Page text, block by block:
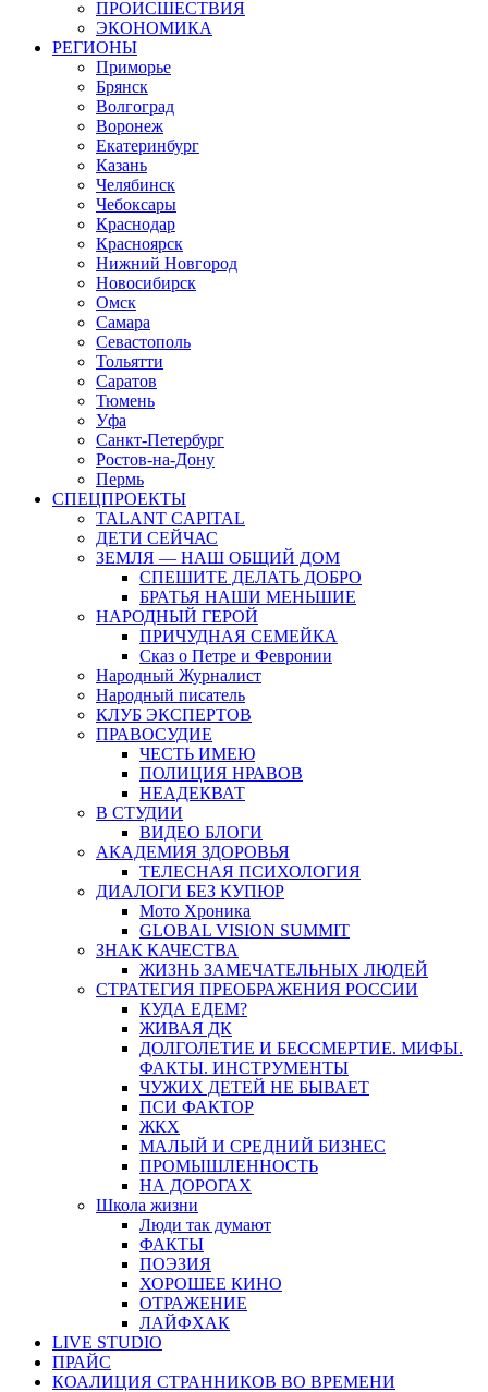
ПРОИСШЕСТВИЯ
ЭКОНОМИКА
РЕГИОНЫ
Приморье
Брянск
Волгоград
Воронеж
Екатеринбург
Казань
Челябинск
Чебоксары
Краснодар
Красноярск
Нижний Новгород
Новосибирск
Омск
Самара
Севастополь
Тольятти
Саратов
Тюмень
Уфа
Санкт-Петербург
Ростов-на-Дону
Пермь
СПЕЦПРОЕКТЫ
TALANT CAPITAL
ДЕТИ СЕЙЧАС
ЗЕМЛЯ — НАШ ОБЩИЙ ДОМ
СПЕШИТЕ ДЕЛАТЬ ДОБРО
БРАТЬЯ НАШИ МЕНЬШИЕ
НАРОДНЫЙ ГЕРОЙ
ПРИЧУДНАЯ СЕМЕЙКА
Сказ о Петре и Февронии
Народный Журналист
Народный писатель
КЛУБ ЭКСПЕРТОВ
ПРАВОСУДИЕ
ЧЕСТЬ ИМЕЮ
ПОЛИЦИЯ НРАВОВ
НЕАДЕКВАТ
В СТУДИИ
ВИДЕО БЛОГИ
АКАДЕМИЯ ЗДОРОВЬЯ
ТЕЛЕСНАЯ ПСИХОЛОГИЯ
ДИАЛОГИ БЕЗ КУПЮР
Мото Хроника
GLOBAL VISION SUMMIT
ЗНАК КАЧЕСТВА
ЖИЗНЬ ЗАМЕЧАТЕЛЬНЫХ ЛЮДЕЙ
СТРАТЕГИЯ ПРЕОБРАЖЕНИЯ РОССИИ
КУДА ЕДЕМ?
ЖИВАЯ ДК
ДОЛГОЛЕТИЕ И БЕССМЕРТИЕ. МИФЫ.
ФАКТЫ. ИНСТРУМЕНТЫ
ЧУЖИХ ДЕТЕЙ НЕ БЫВАЕТ
ПСИ ФАКТОР
ЖКХ
МАЛЫЙ И СРЕДНИЙ БИЗНЕС
ПРОМЫШЛЕННОСТЬ
НА ДОРОГАХ
Школа жизни
Люди так думают
ФАКТЫ
ПОЭЗИЯ
ХОРОШЕЕ КИНО
ОТРАЖЕНИЕ
ЛАЙФХАК
LIVE STUDIO
ПРАЙС
КОАЛИЦИЯ СТРАННИКОВ ВО ВРЕМЕНИ